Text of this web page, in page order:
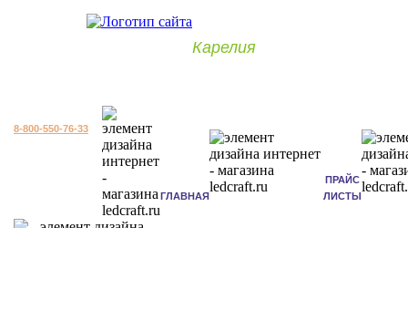
Карелия
8-800-550-76-33
ГЛАВНАЯ
ПРАЙС
ЛИСТЫ